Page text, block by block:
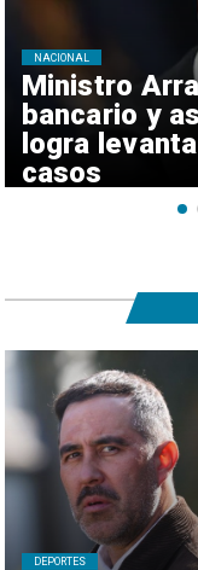
Ministro
bancario y
logra
casos
NACIONAL
DEPORTES